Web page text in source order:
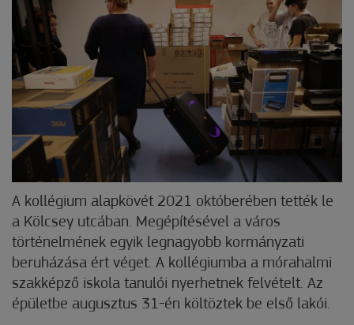
A kollégium alapkövét 2021 októberében tették le
a Kölcsey utcában. Megépítésével a város
történelmének egyik legnagyobb kormányzati
beruházása ért véget. A kollégiumba a mórahalmi
szakképző iskola tanulói nyerhetnek felvételt. Az
épületbe augusztus 31-én költöztek be első lakói.